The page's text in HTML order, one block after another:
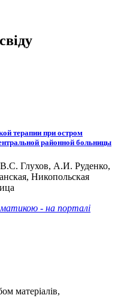
терапии при остром
районной больницы
Глухов, А.И. Руденко,
Никопольская
- на порталі
матеріалів,